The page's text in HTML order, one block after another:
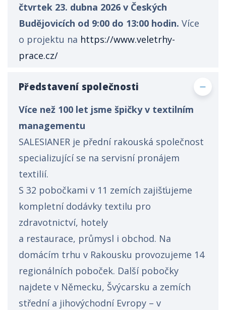
čtvrtek 23. dubna 2026 v Českých
Budějovicích od 9:00 do 13:00 hodin.Více
o projektu na https://www.veletrhy-
prace.cz/
Představení společnosti
Více než 100 let jsme špičky v textilním
managementu
SALESIANER je přední rakouská společnost
specializující se na servisní pronájem
textilií.
S 32 pobočkami v 11 zemích zajišťujeme
kompletní dodávky textilu pro
zdravotnictví, hotely
a restaurace, průmysl i obchod. Na
domácím trhu v Rakousku provozujeme 14
regionálních poboček. Další pobočky
najdete v Německu, Švýcarsku a zemích
střední a jihovýchodní Evropy – v